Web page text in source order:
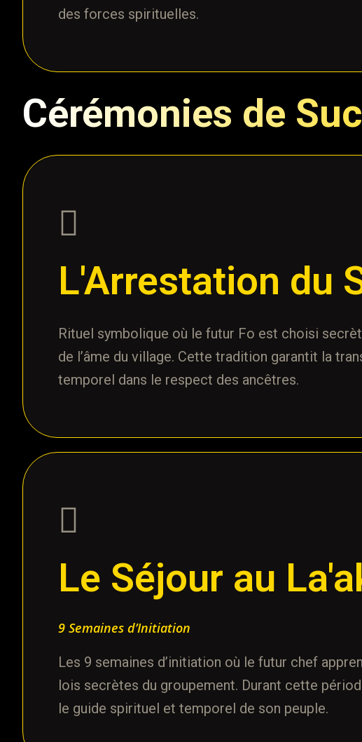
des forces spirituelles.
Cérémonies de
L'Arrestation du
Rituel symbolique où le futur Fo est choisi
de l’âme du village. Cette tradition garantit la
temporel dans le respect des ancêtres.
Le Séjour au
9 Semaines d’Initiation
Les 9 semaines d’initiation où le futur chef
lois secrètes du groupement. Durant cette
le guide spirituel et temporel de son peuple.